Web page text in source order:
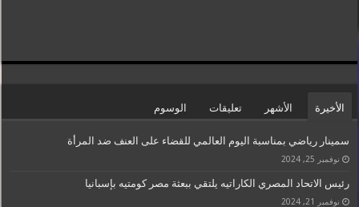
الأخيرة الأشهر تعليقات الوسوم
سمينار رياضي بمناسبة اليوم العالمي للقضاء على العنف ضد المرأة
نوفمبر 25, 2024
رئيس الاتحاد المصري الكاراتيه يلتقي ببعثة مصر كومتيه بإسبانيا
نوفمبر 21, 2024